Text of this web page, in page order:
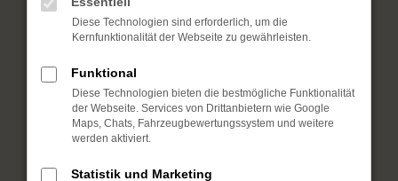
verhindern. Funktioniert die Seite in einem
anderen Browser oder in einem privaten
Starte dein Gerät neu.
Das kann manchmal helfen, vorübergehende
Probleme zu beheben.
Stelle sicher, dass dein Browser und dein
Betriebssystem auf dem neuesten Stand
Diese Technologien sind erforderlich, um die
Kernfunktionalität der Webseite zu gewährleisten.
Funktional
Diese Technologien bieten die bestmögliche Funktionalität
der Webseite. Services von Drittanbietern wie Google
Maps, Chats, Fahrzeugbewertungssystem und weitere
werden aktiviert.
Statistik und Marketing